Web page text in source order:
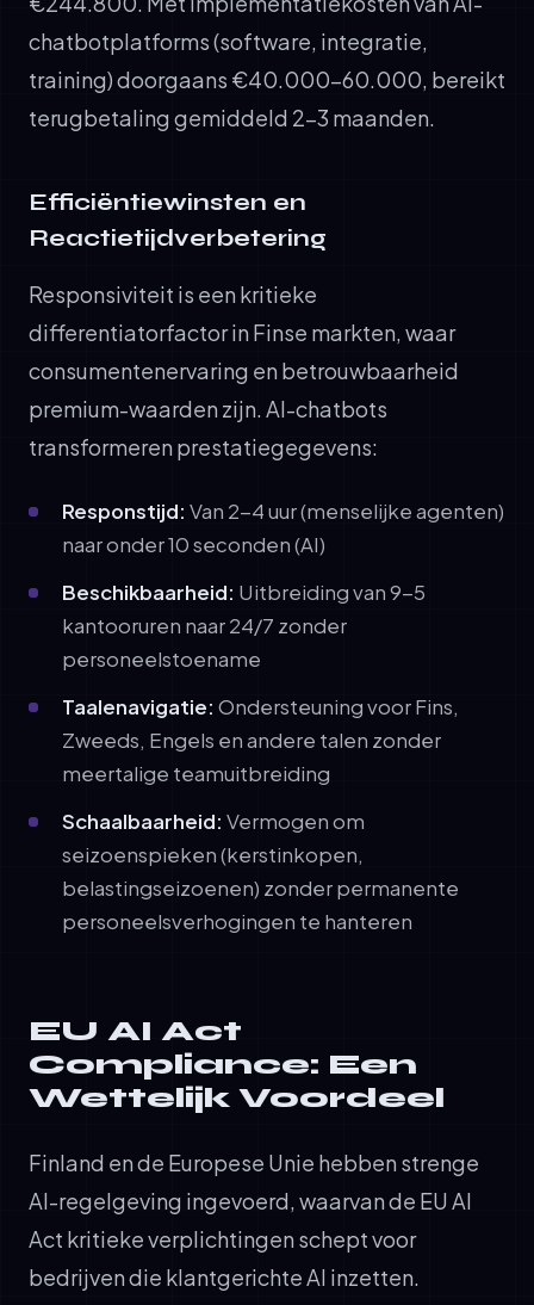
chatbotplatforms (software, integratie,
training) doorgaans €40.000-60.000, bereikt
terugbetaling gemiddeld 2-3 maanden.
Efficiëntiewinsten en
Reactietijdverbetering
Responsiviteit is een kritieke
differentiatorfactor in Finse markten, waar
consumentenervaring en betrouwbaarheid
premium-waarden zijn. AI-chatbots
transformeren prestatiegegevens:
Responstijd: Van 2-4 uur (menselijke agenten)
naar onder 10 seconden (AI)
Beschikbaarheid: Uitbreiding van 9-5
kantooruren naar 24/7 zonder
personeelstoename
Taalenavigatie: Ondersteuning voor Fins,
Zweeds, Engels en andere talen zonder
meertalige teamuitbreiding
Schaalbaarheid: Vermogen om
seizoenspieken (kerstinkopen,
belastingseizoenen) zonder permanente
personeelsverhogingen te hanteren
EU AI Act
Compliance: Een
Wettelijk Voordeel
Finland en de Europese Unie hebben strenge
AI-regelgeving ingevoerd, waarvan de EU AI
Act kritieke verplichtingen schept voor
bedrijven die klantgerichte AI inzetten.